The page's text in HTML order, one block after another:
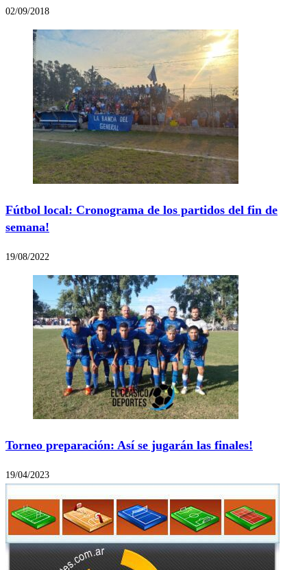
02/09/2018
Fútbol local: Cronograma de los partidos del fin de
semana!
19/08/2022
Torneo preparación: Así se jugarán las finales!
19/04/2023